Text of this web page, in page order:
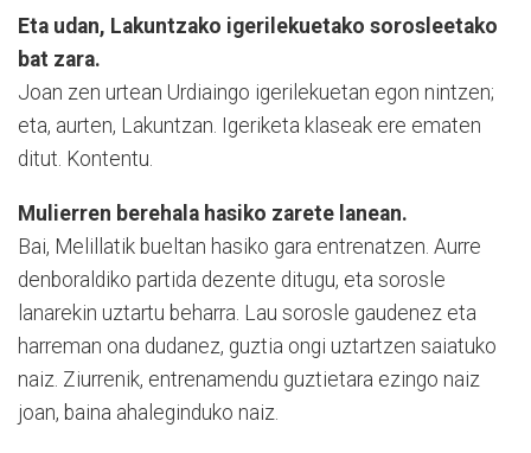
Eta udan, Lakuntzako igerilekuetako sorosleetako
bat zara.
Joan zen urtean Urdiaingo igerilekuetan egon nintzen;
eta, aurten, Lakuntzan. Igeriketa klaseak ere ematen
ditut. Kontentu.
Mulierren berehala hasiko zarete lanean.
Bai, Melillatik bueltan hasiko gara entrenatzen. Aurre
denboraldiko partida dezente ditugu, eta sorosle
lanarekin uztartu beharra. Lau sorosle gaudenez eta
harreman ona dudanez, guztia ongi uztartzen saiatuko
naiz. Ziurrenik, entrenamendu guztietara ezingo naiz
joan, baina ahaleginduko naiz.